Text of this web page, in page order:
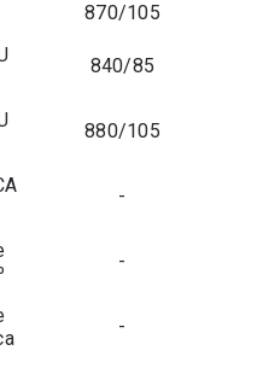
870/105
840/85
880/105
-
-
-